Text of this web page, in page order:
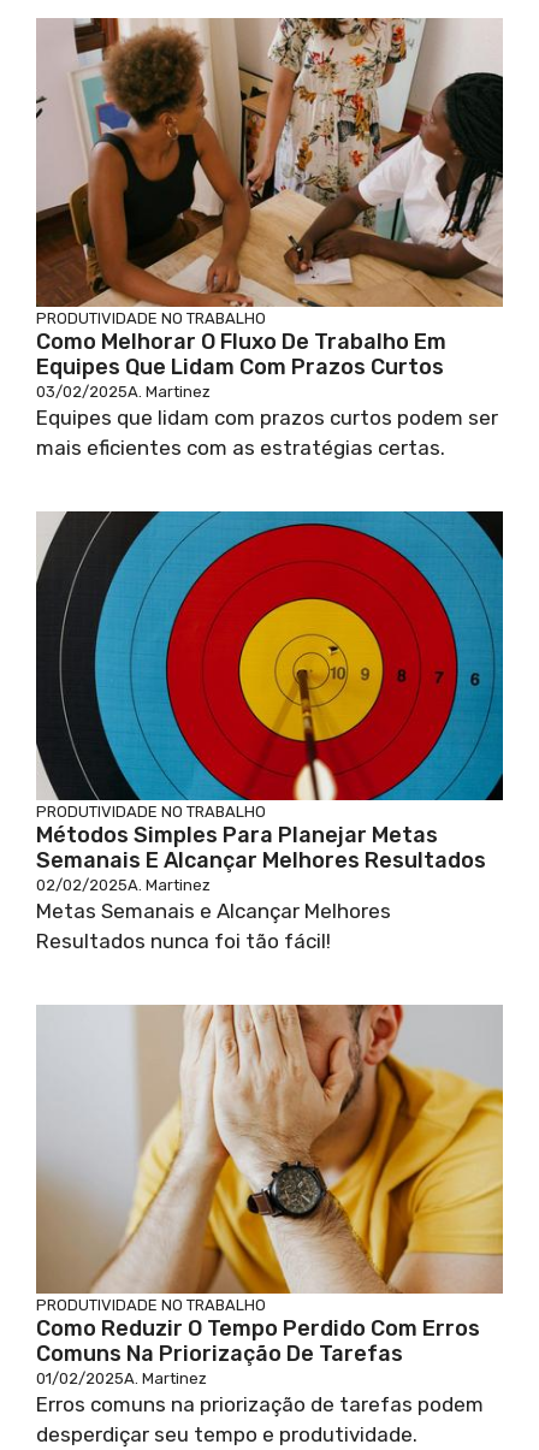
PRODUTIVIDADE NO TRABALHO
Como Melhorar O Fluxo De Trabalho Em
Equipes Que Lidam Com Prazos Curtos
03/02/2025A. Martinez
Equipes que lidam com prazos curtos podem ser
mais eficientes com as estratégias certas.
PRODUTIVIDADE NO TRABALHO
Métodos Simples Para Planejar Metas
Semanais E Alcançar Melhores Resultados
02/02/2025A. Martinez
Metas Semanais e Alcançar Melhores
Resultados nunca foi tão fácil!
PRODUTIVIDADE NO TRABALHO
Como Reduzir O Tempo Perdido Com Erros
Comuns Na Priorização De Tarefas
01/02/2025A. Martinez
Erros comuns na priorização de tarefas podem
desperdiçar seu tempo e produtividade.